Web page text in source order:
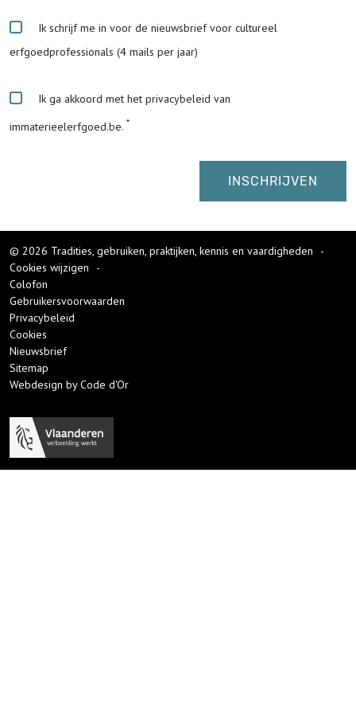
Ik schrijf me in voor de nieuwsbrief voor cultureel
erfgoedprofessionals (4 mails per jaar)
Ik ga akkoord met het privacybeleid van
immaterieelerfgoed.be.
© 2026 Tradities, gebruiken, praktijken, kennis en vaardigheden
-
Cookies wijzigen
-
Colofon
Gebruikersvoorwaarden
Privacybeleid
Cookies
Nieuwsbrief
Sitemap
Webdesign by Code d'Or